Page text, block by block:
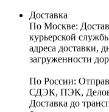
Доставка
По Москве:
курьерской
адреса доставки,
загруженности
По России:
СДЭК, ПЭК,
Доставка до